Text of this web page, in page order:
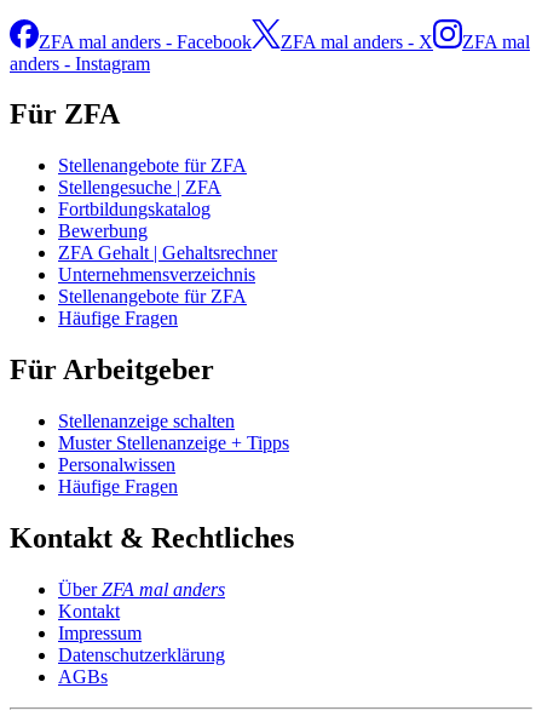
ZFA mal anders - Facebook ZFA mal anders - X
ZFA mal
anders - Instagram
Für ZFA
Stellenangebote für ZFA
Stellengesuche | ZFA
Fortbildungskatalog
Bewerbung
ZFA Gehalt | Gehaltsrechner
Unternehmensverzeichnis
Stellenangebote für ZFA
Häufige Fragen
Für Arbeitgeber
Stellenanzeige schalten
Muster Stellenanzeige + Tipps
Personalwissen
Häufige Fragen
Kontakt & Rechtliches
ÜberZFA mal anders
Kontakt
Impressum
Datenschutzerklärung
AGBs